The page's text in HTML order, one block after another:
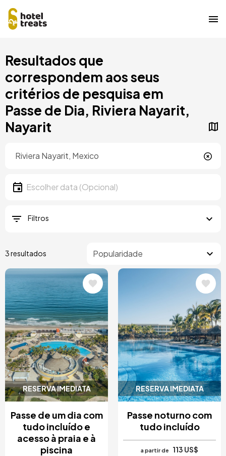
para
conteúdo
principal
Resultados que
correspondem aos seus
critérios de pesquisa em
Passe de Dia, Riviera Nayarit,
Nayarit
Data
Escolher data
Filtros
3 resultados
RESERVA IMEDIATA
Imagem
Passe de um dia com
tudo incluído e
acesso à praia e à
piscina
RESERVA IMEDIATA
Passe noturno com
tudo incluído
a partir de 113 US$